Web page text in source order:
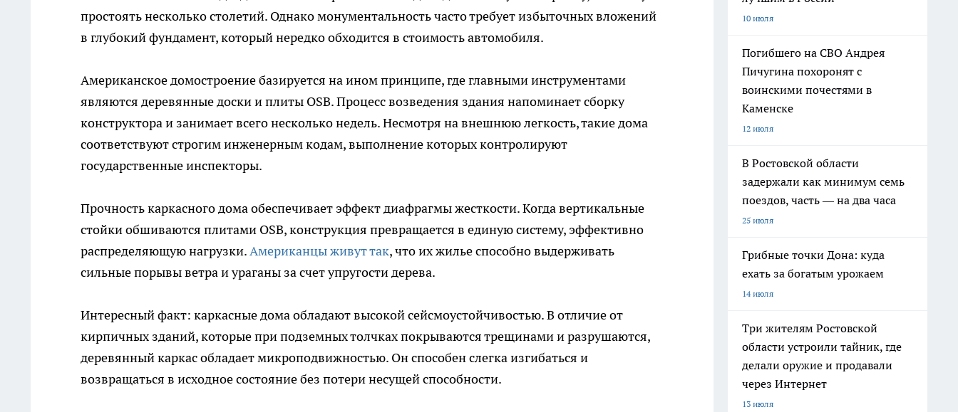
простоять несколько столетий. Однако монументальность часто требует избыточных вложений
в глубокий фундамент, который нередко обходится в стоимость автомобиля.
Американское домостроение базируется на ином принципе, где главными инструментами
являются деревянные доски и плиты OSB. Процесс возведения здания напоминает сборку
конструктора и занимает всего несколько недель. Несмотря на внешнюю легкость, такие дома
соответствуют строгим инженерным кодам, выполнение которых контролируют
государственные инспекторы.
Прочность каркасного дома обеспечивает эффект диафрагмы жесткости. Когда вертикальные
стойки обшиваются плитами OSB, конструкция превращается в единую систему, эффективно
распределяющую нагрузки.Американцы живут так, что их жилье способно выдерживать
сильные порывы ветра и ураганы за счет упругости дерева.
Интересный факт: каркасные дома обладают высокой сейсмоустойчивостью. В отличие от
кирпичных зданий, которые при подземных толчках покрываются трещинами и разрушаются,
деревянный каркас обладает микроподвижностью. Он способен слегка изгибаться и
возвращаться в исходное состояние без потери несущей способности.
10 июля
Погибшего на СВО Андрея
Пичугина похоронят с
воинскими почестями в
Каменске
12 июля
В Ростовской области
задержали как минимум семь
поездов, часть — на два часа
25 июля
Грибные точки Дона: куда
ехать за богатым урожаем
14 июля
Три жителям Ростовской
области устроили тайник, где
делали оружие и продавали
через Интернет
13 июля